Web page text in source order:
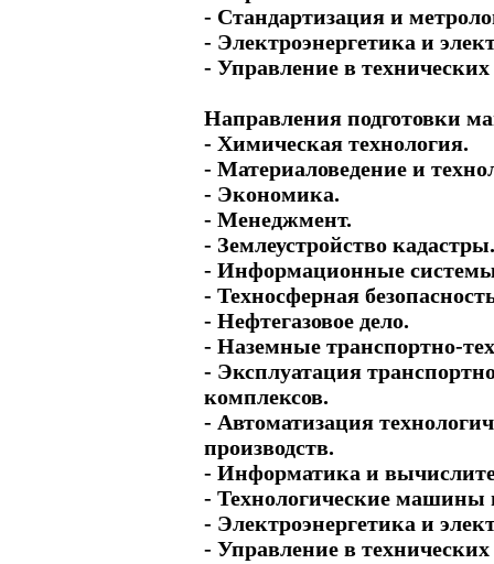
- Стандартизация и
- Электроэнергетика и
- Управление в технических
Направления подготовки
- Химическая технология.
- Материаловедение и
- Экономика.
- Менеджмент.
- Землеустройство кадастры.
- Информационные
- Техносферная
- Нефтегазовое дело.
- Наземные транспортно-
- Эксплуатация
комплексов.
- Автоматизация
производств.
- Информатика и
- Технологические машины
- Электроэнергетика и
- Управление в технических